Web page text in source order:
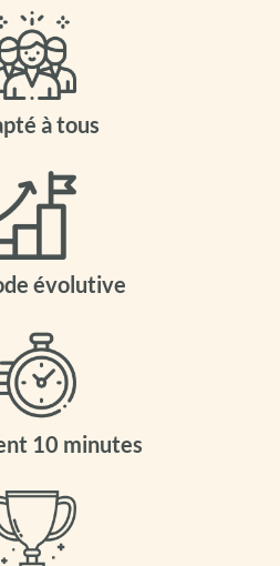
à tous
évolutive
10 minutes